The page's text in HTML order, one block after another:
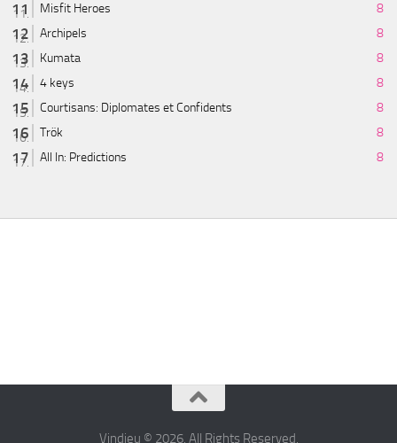
Misfit Heroes
8
Archipels
8
Kumata
8
4 keys
8
Courtisans: Diplomates et Confidents
8
Trök
8
All In: Predictions
8
Vindjeu © 2026. All Rights Reserved.